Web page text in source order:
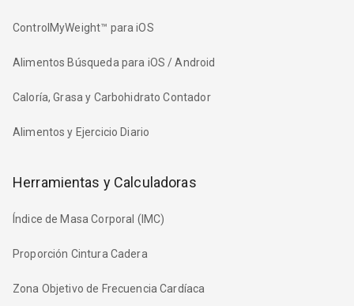
ControlMyWeight™ para iOS
Alimentos Búsqueda para iOS / Android
Caloría, Grasa y Carbohidrato Contador
Alimentos y Ejercicio Diario
Herramientas y Calculadoras
Índice de Masa Corporal (IMC)
Proporción Cintura Cadera
Zona Objetivo de Frecuencia Cardíaca